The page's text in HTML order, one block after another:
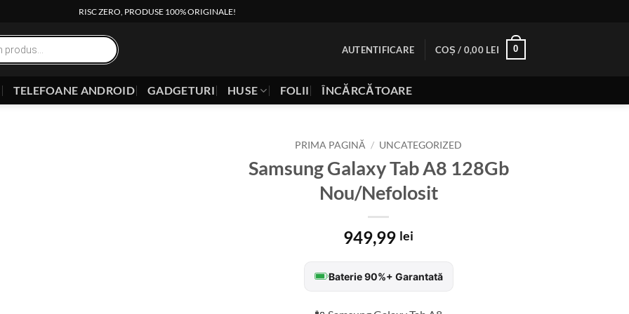
RISC ZERO, PRODUSE 100% ORIGINALE!
AUTENTIFICARE COȘ / 0,00 LEI 0
TELEFOANE ANDROID GADGETURI HUSE FOLII ÎNCĂRCĂTOARE
PRIMA PAGINĂ / UNCATEGORIZED
Samsung Galaxy Tab A8 128Gb
Nou/Nefolosit
949,99 lei
Baterie 90%+ Garantată